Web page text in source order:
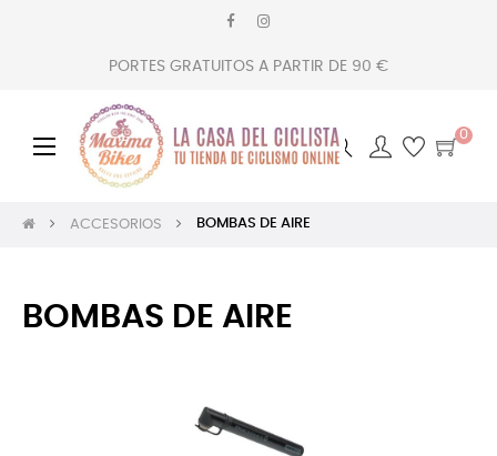
PORTES GRATUITOS A PARTIR DE 90 €
Navegación
palanca
☰
0
ACCESORIOS BOMBAS DE AIRE
BOMBAS DE AIRE